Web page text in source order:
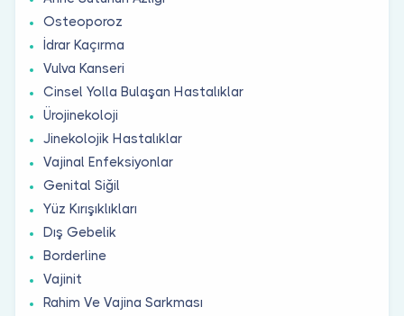
Osteoporoz
İdrar Kaçırma
Vulva Kanseri
Cinsel Yolla Bulaşan Hastalıklar
Ürojinekoloji
Jinekolojik Hastalıklar
Vajinal Enfeksiyonlar
Genital Siğil
Yüz Kırışıklıkları
Dış Gebelik
Borderline
Vajinit
Rahim Ve Vajina Sarkması